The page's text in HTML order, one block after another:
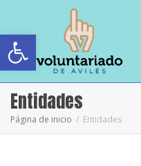
Abrir barra de herramientas
Entidades
Página de inicio Entidades